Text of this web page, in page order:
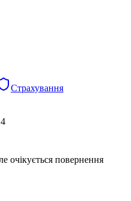
Страхування
очікується повернення